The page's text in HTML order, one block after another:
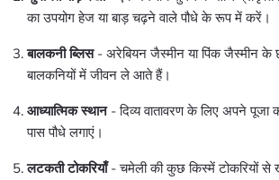
का उपयोग हेज या बाड़ चढ़ने वाले पौधे के रूप में करें।
बालकनी ब्लिस- अरेबियन जैस्मीन या पिंक जैस्मीन के
बालकनियों में जीवन ले आते हैं।
आध्यात्मिक स्थान- दिव्य वातावरण के लिए अपने पूजा
पास पौधे लगाएं।
लटकती टोकरियाँ- चमेली की कुछ किस्में टोकरियों से